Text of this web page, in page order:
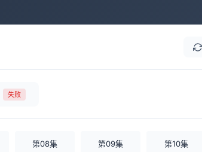
失败
第08集 第09集 第10集